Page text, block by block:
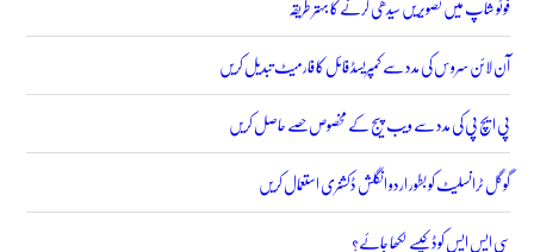
فوٹو شاپ میں تصویریں سیدھی کرنے کا بہتر طریقہ
آن لائن سروس کی مدد سے کمپریسڈ فائل کا فارمیٹ تبدیل کریں
پی ایچ پی کی مدد سے ویب پیج کے مخصوص حصے حاصل کریں
گوگل ٹرانسلیٹ کو بطور اردو انگلش ڈکشنری استعمال کریں
سی ایس ایس کوڈ کیسے لکھا جائے؟